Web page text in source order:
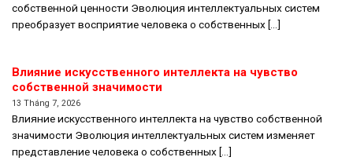
собственной ценности Эволюция интеллектуальных систем
преобразует восприятие человека о собственных [...]
Влияние искусственного интеллекта на чувство
собственной значимости
13 Tháng 7, 2026
Влияние искусственного интеллекта на чувство собственной
значимости Эволюция интеллектуальных систем изменяет
представление человека о собственных [...]